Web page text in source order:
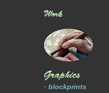
· blockprints